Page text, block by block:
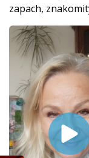
zapach,